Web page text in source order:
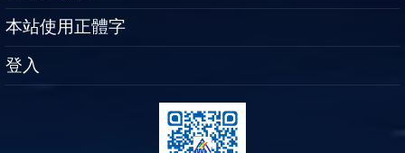
本站使用正體字
登入